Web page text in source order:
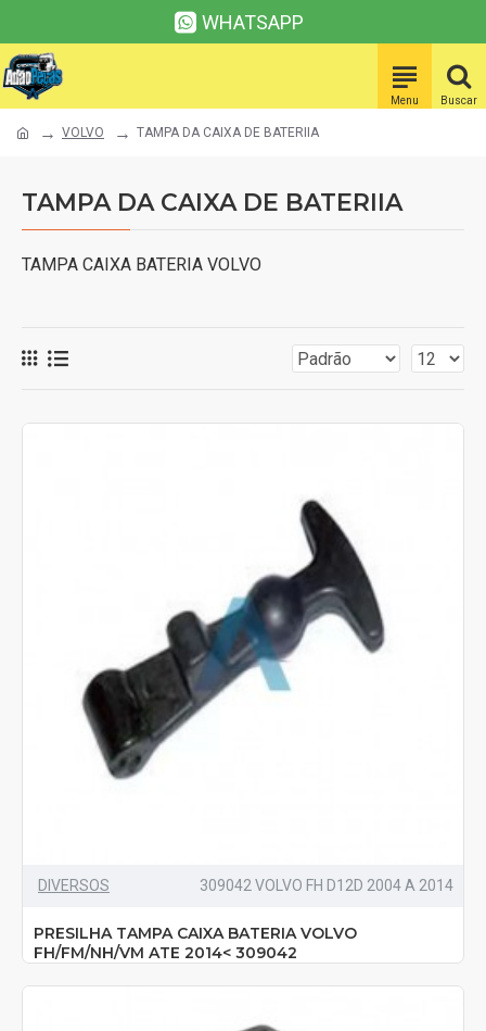
WHATSAPP
VOLVO TAMPA DA CAIXA DE BATERIIA
TAMPA DA CAIXA DE BATERIIA
TAMPA CAIXA BATERIA VOLVO
DIVERSOS 309042 VOLVO FH D12D 2004 A 2014
PRESILHA TAMPA CAIXA BATERIA VOLVO
FH/FM/NH/VM ATE 2014< 309042